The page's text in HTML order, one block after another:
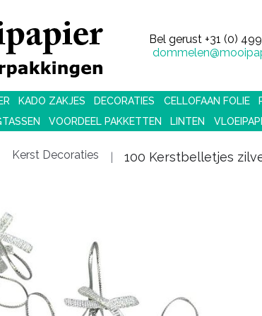
Bel gerust +31 (0)
KADO ZAKJES DECORATIES CELLOFAAN FOLIE
VOORDEEL PAKKETTEN LINTEN
Kerst Decoraties 100 Kerstbelletjes